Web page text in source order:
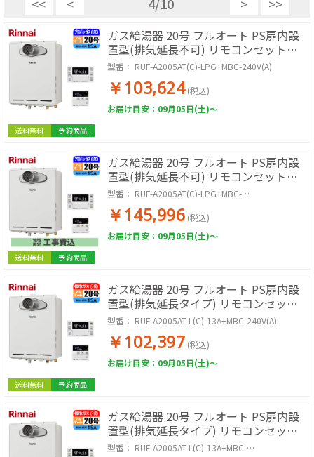
送料無料 予約商品
ガス給湯器 20号 フルオート PS扉内設
置型(排気延長不可) リモコンセット
20A LPG
型番： RUF-A2005AT(C)-LPG+MBC-240V(A)
￥103,624 (税込)
お届け目安：09月05日(土)～
送料無料 予約商品
ガス給湯器 20号 フルオート PS扉内設
置型(排気延長不可) リモコンセット
20A LPG 取付工事セット
型番： RUF-A2005AT(C)-LPG+MBC-
￥145,996 (税込)
お届け目安：09月05日(土)～
送料無料 予約商品
ガス給湯器 20号 フルオート PS扉内設
置型(排気延長タイプ) リモコンセット
20A 都市ガス
型番： RUF-A2005AT-L(C)-13A+MBC-240V(A)
￥102,397 (税込)
お届け目安：09月05日(土)～
ガス給湯器 20号 フルオート PS扉内設
置型(排気延長タイプ) リモコンセット
20A 都市ガス 取付工事セット
型番： RUF-A2005AT-L(C)-13A+MBC-